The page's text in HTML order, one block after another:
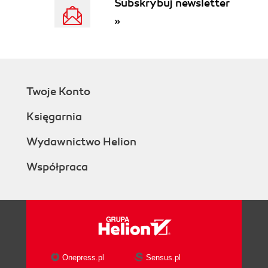
Stacks
Deques
Circular Linked Lists
Garbage Collection in Perl
Infinite Lists
User-visible routines
Merging
The actual balancing
Subskrybuj newsletter
»
Twoje Konto
Księgarnia
Wydawnictwo Helion
Współpraca
Onepress.pl Sensus.pl